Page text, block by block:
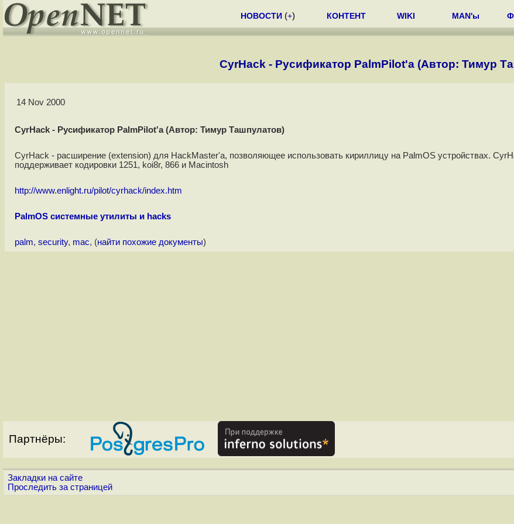
НОВОСТИ (+) КОНТЕНТ WIKI MAN'ы
CyrHack - Русификатор PalmPilot'a (Автор: Тимур
14 Nov 2000
CyrHack - Русификатор PalmPilot'a (Автор: Тимур Ташпулатов)
CyrHack - расширение (extension) для HackMaster'a, позволяющее использовать кириллицу на PalmOS устройствах.
поддерживает кодировки 1251, koi8r, 866 и Macintosh
http://www.enlight.ru/pilot/cyrhack/index.htm
PalmOS системные утилиты и hacks
palm, security, mac, (найти похожие документы)
Партнёры:
Закладки на сайте
Проследить за страницей